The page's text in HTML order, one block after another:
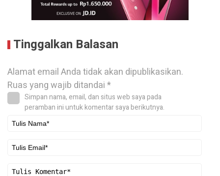
Tinggalkan Balasan
Alamat email Anda tidak akan dipublikasikan.
Ruas yang wajib ditandai*
Simpan nama, email, dan situs web saya pada
peramban ini untuk komentar saya berikutnya.